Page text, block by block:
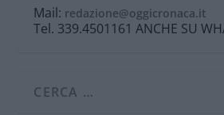
Mail: redazione@oggicronaca.it
Tel. 339.4501161 ANCHE SU